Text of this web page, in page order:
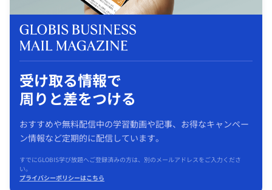
受け取る情報で
周りと差をつける
おすすめや無料配信中の学習動画や記事、お得なキャンペー
ン情報など定期的に配信しています。
すでにGLOBIS学び放題へご登録済みの方は、別のメールアドレスをご入力くださ
い。
プライバシーポリシーはこちら